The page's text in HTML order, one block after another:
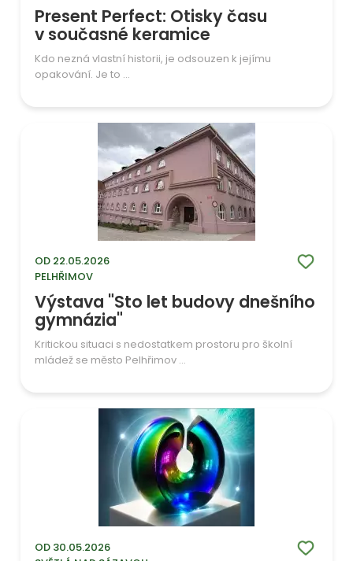
Present Perfect: Otisky času
v současné keramice
Kdo nezná vlastní historii, je odsouzen k jejímu
opakování. Je to ...
OD 22.05.2026
PELHŘIMOV
Výstava "Sto let budovy dnešního
gymnázia"
Kritickou situaci s nedostatkem prostoru pro školní
mládež se město Pelhřimov ...
OD 30.05.2026